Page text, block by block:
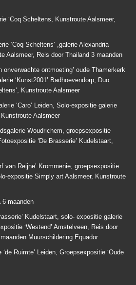
‘Coq Scheltens, Kunstroute Aalsmeer,
‘Coq Scheltens’ ,galerie Alexandria
Aalsmeer, Reis door Thailand 3 maanden
onverwachte ontmoeting’ oude Thamerkerk
‘Kunst2001’ Badhoevendorp, Duo
Kunstroute Aalsmeer
‘Caro’ Leiden, Solo-expositie galerie
Kunstroute Aalsmeer
Woudrichem, groepsexpositie
‘De Brasserie’ Kudelstaart,
van Reijne’ Krommenie, groepsexpositie
expositie Simply art Aalsmeer, Kunstroute
6 maanden
Kudelstaart, solo- expositie galerie
‘Westend’ Amstelveen, Reis door
Muurschildering Equador
Ruimte’ Leiden, Groepsexpositie ‘Oude